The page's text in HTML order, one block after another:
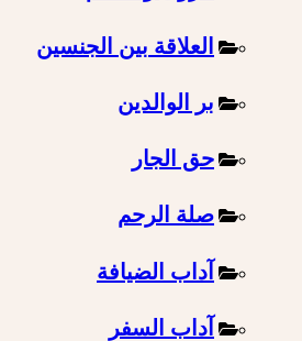
العلاقة بين الجنسين
بر الوالدين
حق الجار
صلة الرحم
آداب الضيافة
آداب السفر